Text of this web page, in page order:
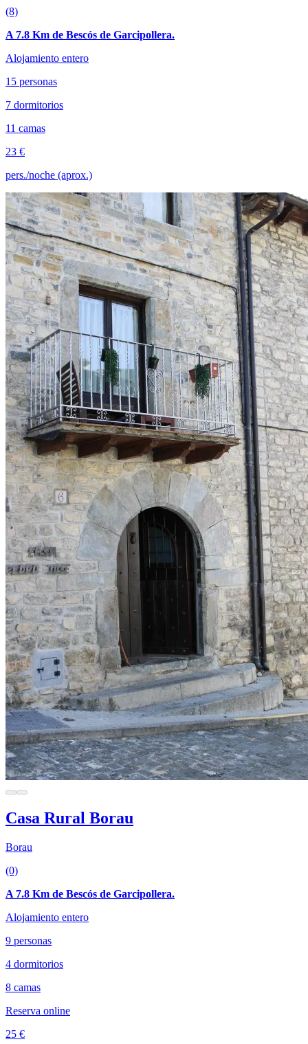
(8)
A 7.8 Km de Bescós de Garcipollera.
Alojamiento entero
15 personas
7 dormitorios
11 camas
23 €
pers./noche (aprox.)
Casa Rural Borau
Borau
(0)
A 7.8 Km de Bescós de Garcipollera.
Alojamiento entero
9 personas
4 dormitorios
8 camas
Reserva online
25 €